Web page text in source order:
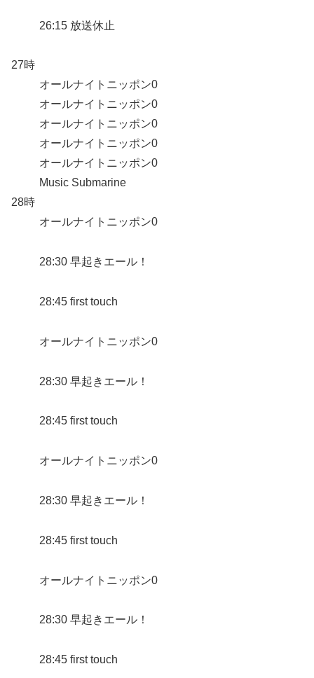
26:15 放送休止
27時
オールナイトニッポン0
オールナイトニッポン0
オールナイトニッポン0
オールナイトニッポン0
オールナイトニッポン0
Music Submarine
28時
オールナイトニッポン0
28:30 早起きエール！
28:45 first touch
オールナイトニッポン0
28:30 早起きエール！
28:45 first touch
オールナイトニッポン0
28:30 早起きエール！
28:45 first touch
オールナイトニッポン0
28:30 早起きエール！
28:45 first touch